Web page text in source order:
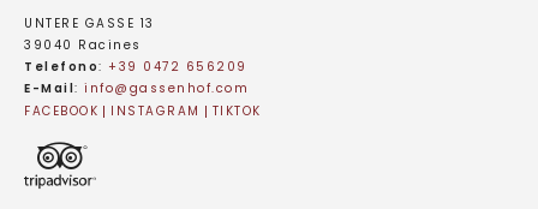
UNTERE GASSE 13
39040 Racines
Telefono: +39 0472 656209
E-Mail: info@ gassenhof.com
FACEBOOK
INSTAGRAM TIKTOK